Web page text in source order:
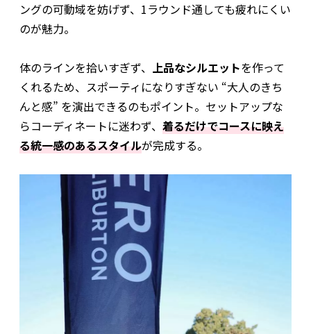
ングの可動域を妨げず、1ラウンド通しても疲れにくい
のが魅力。
体のラインを拾いすぎず、 上品なシルエットを作って
くれるため、スポーティになりすぎない “大人のきち
んと感” を演出できるのもポイント。セットアップな
らコーディネートに迷わず、 着るだけでコースに映え
る統一感のあるスタイルが完成する。